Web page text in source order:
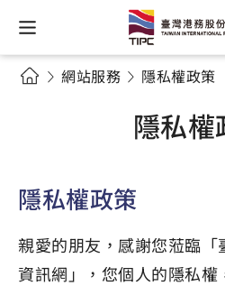
網站服務 隱私權政策
隱私權
隱私權政策
親愛的朋友，感謝您蒞臨
資訊網」，您個人的隱私權